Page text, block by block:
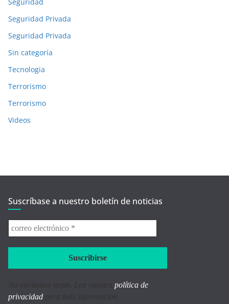
Seguridad Privada
Seguridad Privada
Sin categoría
Tecnologia
Terrorismo
Terrorismo
Videos
Suscríbase a nuestro boletín de noticias
política de
privacidad